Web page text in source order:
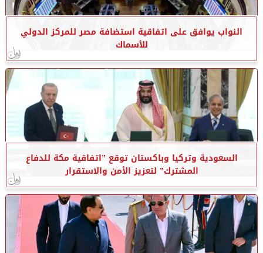
النواب يوافق على اتفاقية استضافة مصر للمركز الدولي
للأسماك
السعودية وتركيا وباكستان توقع ”اتفاقية مكة للدفاع
المشترك” لتعزيز الأمن والاستقرار